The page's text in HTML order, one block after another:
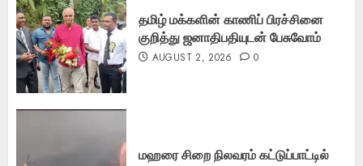
தமிழ் மக்களின் காணிப் பிரச்சினை
குறித்து ஜனாதிபதியுடன் பேசுவோம்
AUGUST 2, 2026 0
மஹரை சிறை நிலவரம் கட்டுப்பாட்டில்